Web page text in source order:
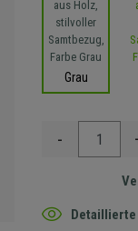
Grau
-
Detaillierte